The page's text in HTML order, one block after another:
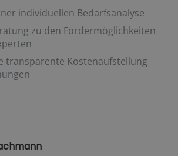
individuellen Bedarfsanalyse
zu den Fördermöglichkeiten
transparente Kostenaufstellung